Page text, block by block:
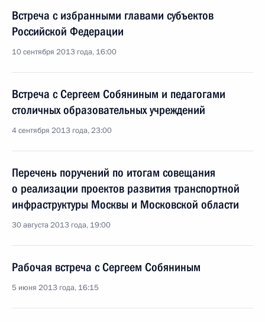
Встреча с избранными главами субъектов
Российской Федерации
10 сентября 2013 года, 16:00
Встреча с Сергеем Собяниным и педагогами
столичных образовательных учреждений
4 сентября 2013 года, 23:00
Перечень поручений по итогам совещания
о реализации проектов развития транспортной
инфраструктуры Москвы и Московской области
30 августа 2013 года, 19:00
Рабочая встреча с Сергеем Собяниным
5 июня 2013 года, 16:15